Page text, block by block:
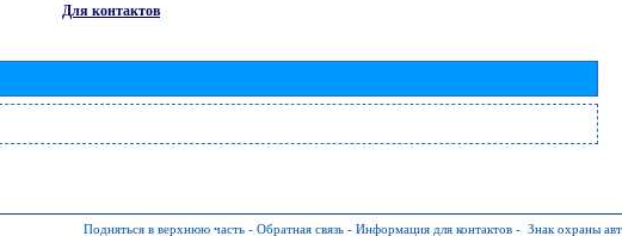
Для контактов
Подняться в верхнюю часть - Обратная связь - Информация для контактов - Знак охраны